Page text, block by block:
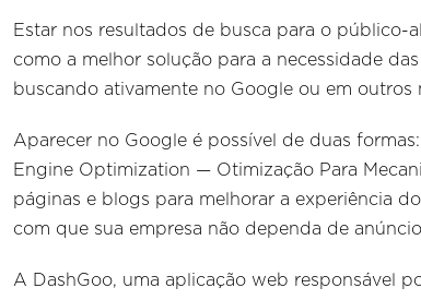
Estar nos resultados de busca para o público-
como a melhor solução para a necessidade
buscando ativamente no Google ou em outros
Aparecer no Google é possível de duas
Engine Optimization — Otimização Para
páginas e blogs para melhorar a experiência
com que sua empresa não dependa de
A DashGoo, uma aplicação web responsável